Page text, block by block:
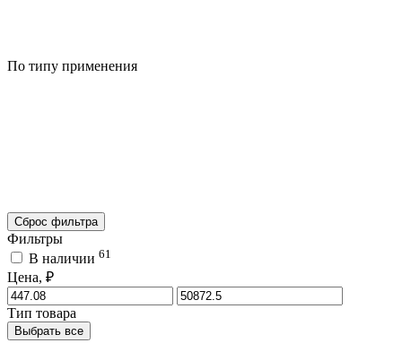
По типу применения
Сброс фильтра
Фильтры
В наличии 61
Цена, ₽
Тип товара
Выбрать все